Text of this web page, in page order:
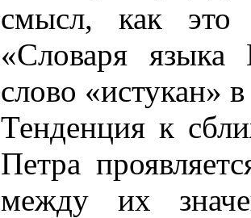
смысл, как это
«Словаря
слово «истукан»
Тенденция к
Петра
между их